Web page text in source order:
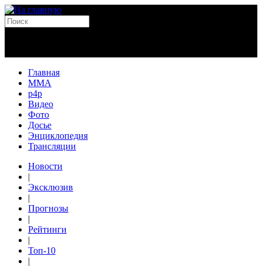
Главная
MMA
p4p
Видео
Фото
Досье
Энциклопедия
Трансляции
Новости
|
Эксклюзив
|
Прогнозы
|
Рейтинги
|
Топ-10
|